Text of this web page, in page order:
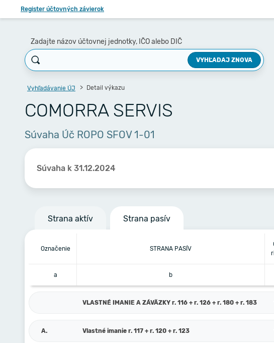
Register účtovných závierok
Zadajte názov účtovnej jednotky, IČO alebo DIČ
VYHĽADAJ ZNOVA
Vyhľadávanie ÚJ Detail výkazu
COMORRA SERVIS
Súvaha Úč ROPO SFOV 1-01
Súvaha k 31.12.2024
Strana aktív Strana pasív
Označenie STRANA PASÍV
a b
VLASTNÉ IMANIE A ZÁVÄZKY r. 116 + r. 126 + r. 180 + r. 183
A. Vlastné imanie r. 117 + r. 120 + r. 123